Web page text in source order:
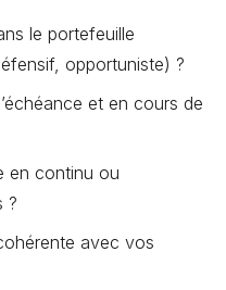
le portefeuille
opportuniste) ?
et en cours de
en continu ou
?
avec vos